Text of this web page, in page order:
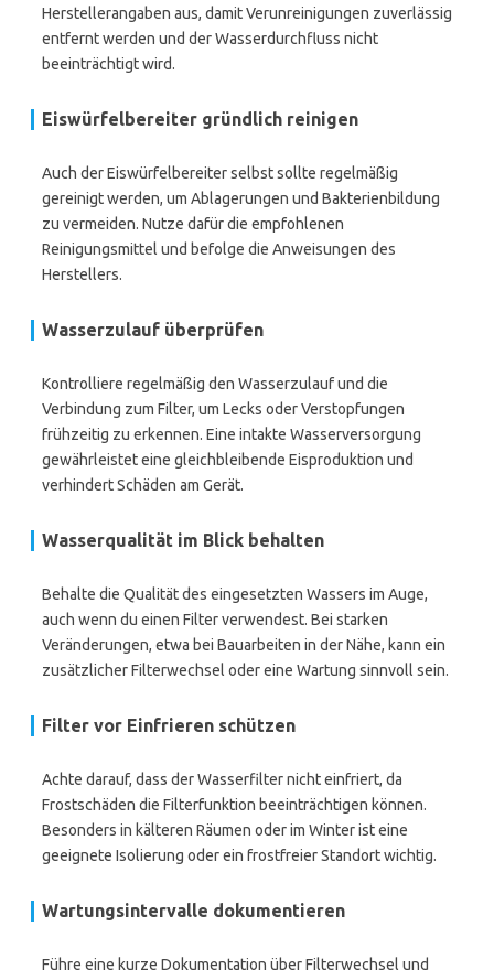
Herstellerangaben aus, damit Verunreinigungen zuverlässig
entfernt werden und der Wasserdurchfluss nicht
beeinträchtigt wird.
Eiswürfelbereiter gründlich reinigen
Auch der Eiswürfelbereiter selbst sollte regelmäßig
gereinigt werden, um Ablagerungen und Bakterienbildung
zu vermeiden. Nutze dafür die empfohlenen
Reinigungsmittel und befolge die Anweisungen des
Herstellers.
Wasserzulauf überprüfen
Kontrolliere regelmäßig den Wasserzulauf und die
Verbindung zum Filter, um Lecks oder Verstopfungen
frühzeitig zu erkennen. Eine intakte Wasserversorgung
gewährleistet eine gleichbleibende Eisproduktion und
verhindert Schäden am Gerät.
Wasserqualität im Blick behalten
Behalte die Qualität des eingesetzten Wassers im Auge,
auch wenn du einen Filter verwendest. Bei starken
Veränderungen, etwa bei Bauarbeiten in der Nähe, kann ein
zusätzlicher Filterwechsel oder eine Wartung sinnvoll sein.
Filter vor Einfrieren schützen
Achte darauf, dass der Wasserfilter nicht einfriert, da
Frostschäden die Filterfunktion beeinträchtigen können.
Besonders in kälteren Räumen oder im Winter ist eine
geeignete Isolierung oder ein frostfreier Standort wichtig.
Wartungsintervalle dokumentieren
Führe eine kurze Dokumentation über Filterwechsel und